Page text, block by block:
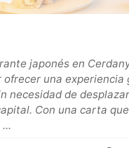
japonés en
ofrecer una experiencia
necesidad de
Con una carta